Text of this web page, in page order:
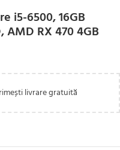
i5-6500, 16GB
AMD RX 470 4GB
livrare gratuită